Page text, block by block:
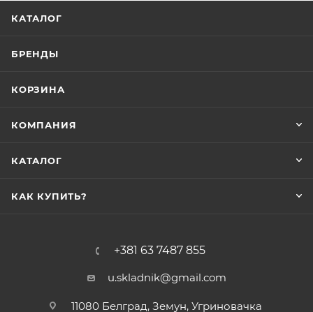
КАТАЛОГ
БРЕНДЫ
КОРЗИНА
КОМПАНИЯ
КАТАЛОГ
КАК КУПИТЬ?
+381 63 7487 855
u.skladnik@gmail.com
11080 Белград, Земун, Угриновачка